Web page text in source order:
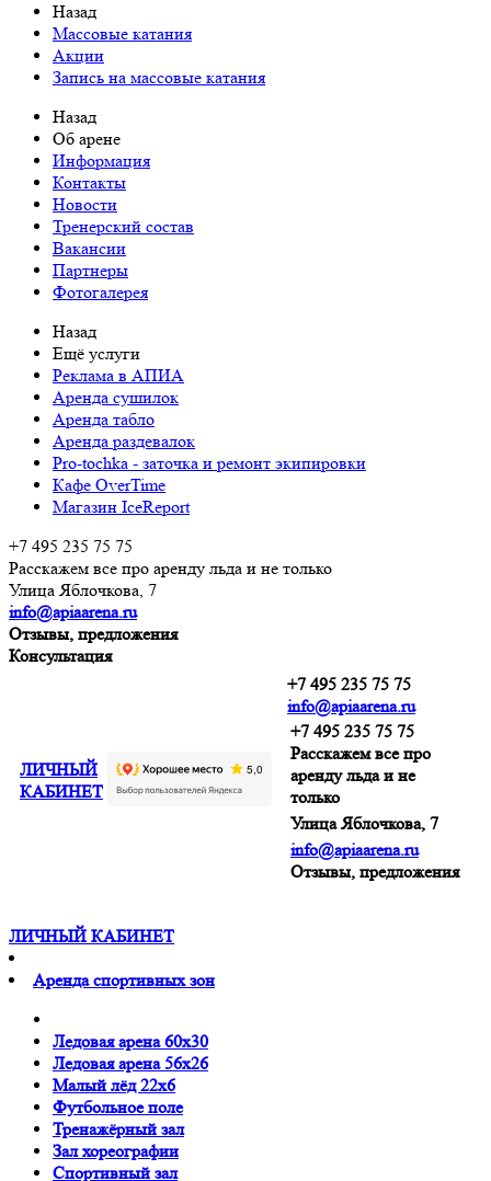
Назад
Массовые катания
Акции
Запись на массовые катания
Назад
Об арене
Информация
Контакты
Новости
Тренерский состав
Вакансии
Партнеры
Фотогалерея
Назад
Ещё услуги
Реклама в АПИА
Аренда сушилок
Аренда табло
Аренда раздевалок
Pro-tochka - заточка и ремонт экипировки
Кафе OverTime
Магазин IceReport
+7 495 235 75 75
Расскажем все про аренду льда и не только
Улица Яблочкова, 7
info@apiaarena.ru
Отзывы, предложения
Консультация
ЛИЧНЫЙ
КАБИНЕТ
+7 495 235 75 75
info@apiaarena.ru
+7 495 235 75 75
Расскажем все про
аренду льда и не
только
Улица Яблочкова, 7
info@apiaarena.ru
Отзывы, предложения
ЛИЧНЫЙ КАБИНЕТ
Аренда спортивных зон
Ледовая арена 60x30
Ледовая арена 56x26
Малый лёд 22x6
Футбольное поле
Тренажёрный зал
Зал хореографии
Спортивный зал